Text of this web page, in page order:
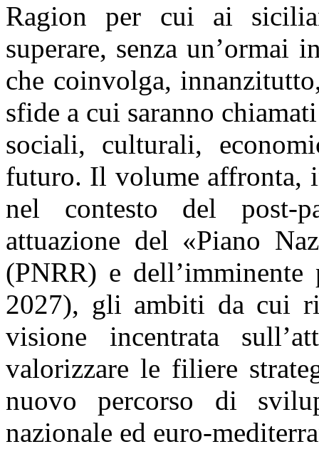
Ragion per cui ai
superare, senza
che coinvolga,
sfide a cui saranno
sociali, culturali,
futuro. Il volume affronta,
nel contesto del post-
attuazione del «Piano
(PNRR) e dell’imminente
2027), gli ambiti da cui
visione incentrata
valorizzare le filiere
nuovo percorso di
nazionale ed euro-